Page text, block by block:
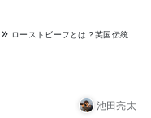
» ローストビーフとは？英国伝統
池田亮太